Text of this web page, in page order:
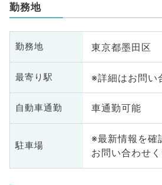
勤務地
勤務地 東京都墨田区
最寄り駅 ※詳細はお問い
自動車通勤 車通勤可能
駐車場
※最新情報を確
お問い合わせ